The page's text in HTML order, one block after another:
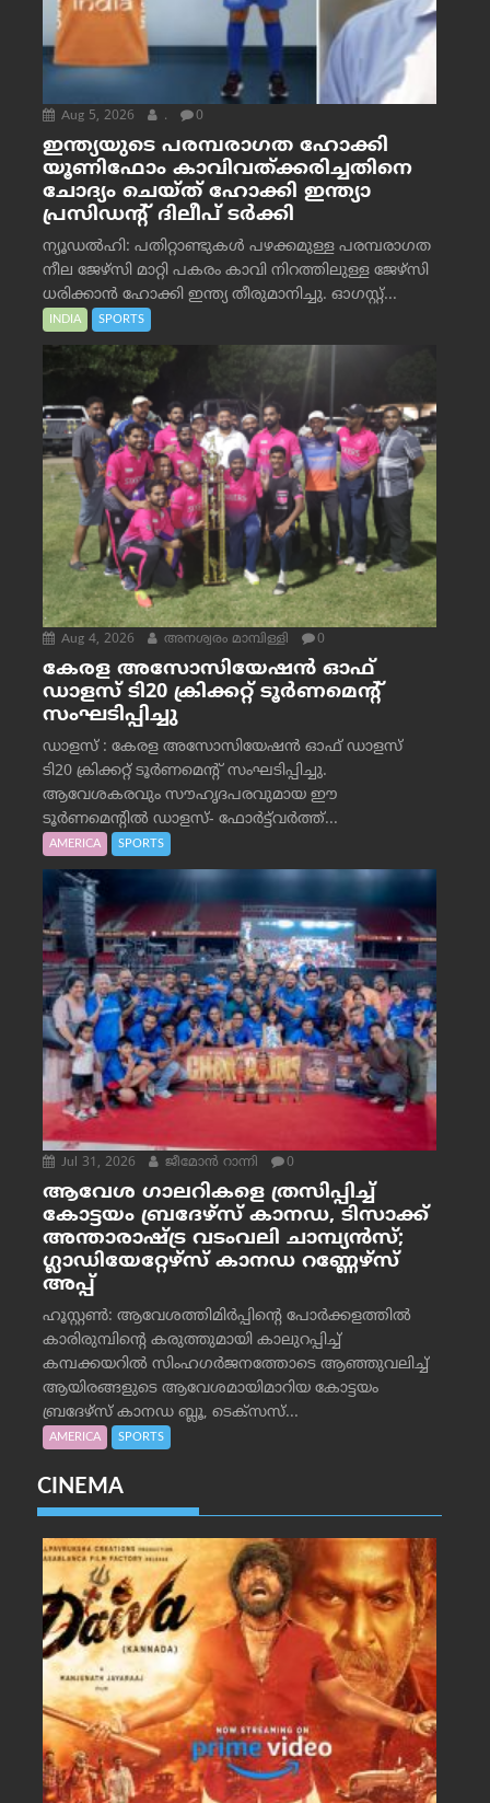
Aug 5, 2026 . 0
ഇന്ത്യയുടെ പരമ്പരാഗത ഹോക്കി
യൂണിഫോം കാവിവത്ക്കരിച്ചതിനെ
ചോദ്യം ചെയ്ത് ഹോക്കി ഇന്ത്യാ
പ്രസിഡന്റ് ദിലീപ് ടര്‍ക്കി
ന്യൂഡൽഹി: പതിറ്റാണ്ടുകൾ പഴക്കമുള്ള പരമ്പരാഗത
നീല ജേഴ്‌സി മാറ്റി പകരം കാവി നിറത്തിലുള്ള ജേഴ്‌സി
ധരിക്കാൻ ഹോക്കി ഇന്ത്യ തീരുമാനിച്ചു. ഓഗസ്റ്റ്...
INDIA SPORTS
Aug 4, 2026 അനശ്വരം മാമ്പിള്ളി 0
കേരള അസോസിയേഷൻ ഓഫ്
ഡാളസ് ടി20 ക്രിക്കറ്റ് ടൂർണമെന്റ്
സംഘടിപ്പിച്ചു
ഡാളസ് : കേരള അസോസിയേഷൻ ഓഫ് ഡാളസ്
ടി20 ക്രിക്കറ്റ് ടൂർണമെന്റ് സംഘടിപ്പിച്ചു.
ആവേശകരവും സൗഹൃദപരവുമായ ഈ
ടൂർണമെന്റിൽ ഡാളസ്- ഫോർട്ട്‌വര്‍ത്ത്...
AMERICA SPORTS
Jul 31, 2026 ജീമോന്‍ റാന്നി 0
ആവേശ ഗാലറികളെ ത്രസിപ്പിച്ച്
കോട്ടയം ബ്രദേഴ്‌സ് കാനഡ, ടിസാക്ക്
അന്താരാഷ്ട്ര വടംവലി ചാമ്പ്യന്‍സ്;
ഗ്ലാഡിയേറ്റേഴ്‌സ് കാനഡ റണ്ണേഴ്‌സ്
അപ്പ്
ഹൂസ്റ്റണ്‍: ആവേശത്തിമിര്‍പ്പിന്റെ പോര്‍ക്കളത്തില്‍
കാരിരുമ്പിന്റെ കരുത്തുമായി കാലുറപ്പിച്ച്
കമ്പക്കയറില്‍ സിംഹഗര്‍ജനത്തോടെ ആഞ്ഞുവലിച്ച്
ആയിരങ്ങളുടെ ആവേശമായിമാറിയ കോട്ടയം
ബ്രദേഴ്‌സ് കാനഡ ബ്ലൂ, ടെക്‌സസ്...
AMERICA SPORTS
CINEMA